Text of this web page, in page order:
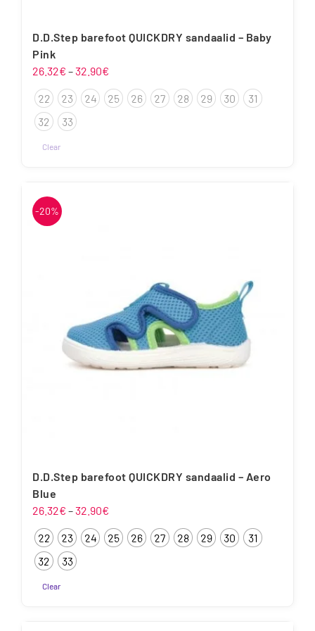
D.D.Step barefoot QUICKDRY sandaalid – Baby
Pink
26.32€ –32.90€
26.32€
kuni
22 23 24 25 26 27 28 29 30
31
32
33
Clear
on
mitu
-20%
D.D.Step barefoot QUICKDRY sandaalid – Aero
Blue
26.32€ –32.90€
26.32€
kuni
22 23 24 25 26 27 28 29 30
31
32
33
Clear